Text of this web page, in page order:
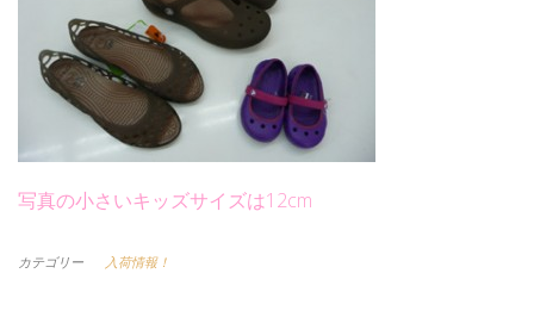
写真の小さいキッズサイズは12cm
カテゴリー 入荷情報！